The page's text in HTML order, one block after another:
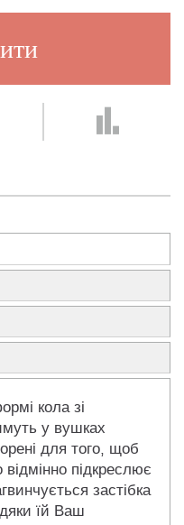
кола зі
у вушках
для того, щоб
підкреслює
застібка
їй Ваш